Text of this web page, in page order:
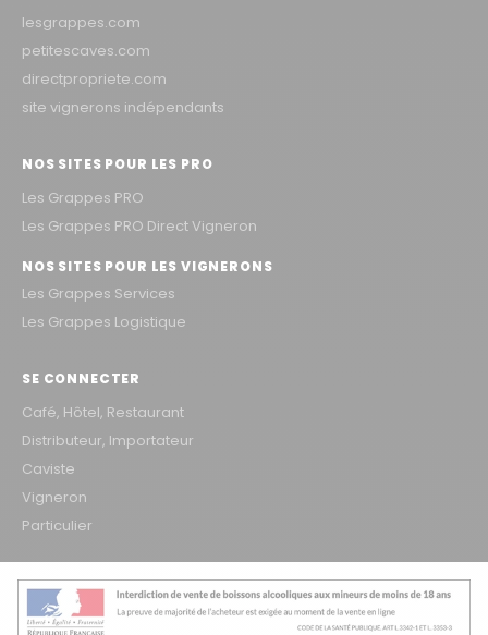
lesgrappes.com
petitescaves.com
directpropriete.com
site vignerons indépendants
NOS SITES POUR LES PRO
Les Grappes PRO
Les Grappes PRO Direct Vigneron
NOS SITES POUR LES VIGNERONS
Les Grappes Services
Les Grappes Logistique
SE CONNECTER
Café, Hôtel, Restaurant
Distributeur, Importateur
Caviste
Vigneron
Particulier